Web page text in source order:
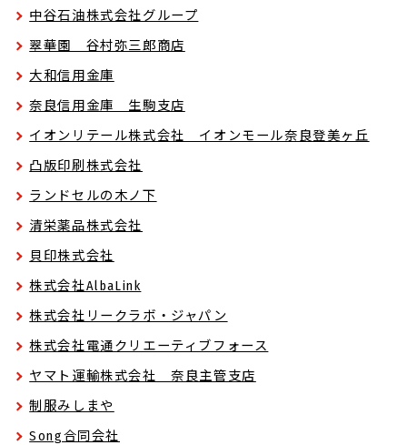
中谷石油株式会社グループ
翠華園 谷村弥三郎商店
大和信用金庫
奈良信用金庫 生駒支店
イオンリテール株式会社 イオンモール奈良登美ヶ丘
凸版印刷株式会社
ランドセルの木ノ下
清栄薬品株式会社
貝印株式会社
株式会社AlbaLink
株式会社リークラボ・ジャパン
株式会社電通クリエーティブフォース
ヤマト運輸株式会社 奈良主管支店
制服みしまや
Song合同会社